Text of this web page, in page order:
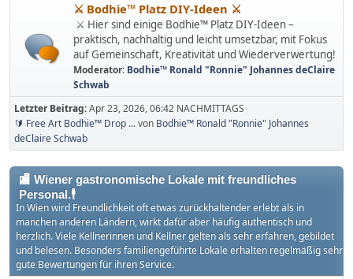
⚔ Bodhie™ Platz DIY-Ideen ⚔
⚔ Hier sind einige Bodhie™ Platz DIY-Ideen –
praktisch, nachhaltig und leicht umsetzbar, mit Fokus
auf Gemeinschaft, Kreativität und Wiederverwertung!
Moderator: Bodhie™ Ronald "Ronnie" Johannes deClaire
Schwab
Letzter Beitrag:Apr 23, 2026, 06:42 NACHMITTAGS
🔰 Free Art Bodhie™ Drop ...von Bodhie™ Ronald "Ronnie" Johannes
deClaire Schwab
🏬 Wiener gastronomische Lokale mit freundliches
Personal.🕴
In Wien wird Freundlichkeit oft etwas zurückhaltender erlebt als in
manchen anderen Ländern, wirkt dafür aber häufig authentisch und
herzlich. Viele Kellnerinnen und Kellner gelten als sehr erfahren, gebildet
und belesen. Besonders familiengeführte Lokale erhalten regelmäßig sehr
gute Bewertungen für ihren Service.